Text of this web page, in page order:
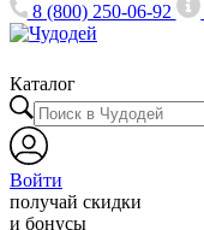
8 (800) 250-06-92
Каталог
Войти
получай скидки
и бонусы